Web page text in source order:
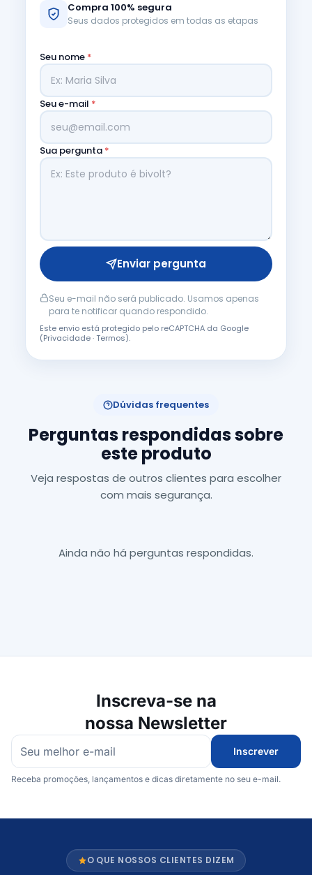
Compra 100% segura
Seus dados protegidos em todas as etapas
Seu nome *
Seu e-mail *
Sua pergunta *
Enviar pergunta
Seu e-mail não será publicado. Usamos apenas
para te notificar quando respondido.
Este envio está protegido pelo reCAPTCHA da Google
(Privacidade·Termos).
Dúvidas frequentes
Perguntas respondidas sobre
este produto
Veja respostas de outros clientes para escolher
com mais segurança.
Ainda não há perguntas respondidas.
Inscreva-se na
nossa Newsletter
Inscrever
Receba promoções, lançamentos e dicas diretamente no seu e-mail.
O QUE NOSSOS CLIENTES DIZEM